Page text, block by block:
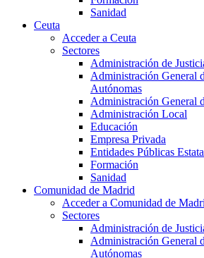
Sanidad
Ceuta
Acceder a Ceuta
Sectores
Administración de
Administración General
Autónomas
Administración General
Administración Local
Educación
Empresa Privada
Entidades Públicas
Formación
Sanidad
Comunidad de Madrid
Acceder a Comunidad de
Sectores
Administración de
Administración General
Autónomas